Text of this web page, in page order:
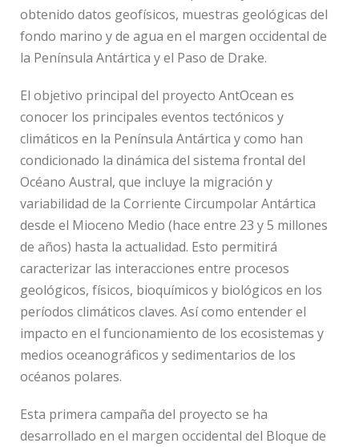
obtenido datos geofísicos, muestras geológicas del
fondo marino y de agua en el margen occidental de
la Península Antártica y el Paso de Drake.
El objetivo principal del proyecto AntOcean es
conocer los principales eventos tectónicos y
climáticos en la Península Antártica y como han
condicionado la dinámica del sistema frontal del
Océano Austral, que incluye la migración y
variabilidad de la Corriente Circumpolar Antártica
desde el Mioceno Medio (hace entre 23 y 5 millones
de años) hasta la actualidad. Esto permitirá
caracterizar las interacciones entre procesos
geológicos, físicos, bioquímicos y biológicos en los
períodos climáticos claves. Así como entender el
impacto en el funcionamiento de los ecosistemas y
medios oceanográficos y sedimentarios de los
océanos polares.
Esta primera campaña del proyecto se ha
desarrollado en el margen occidental del Bloque de